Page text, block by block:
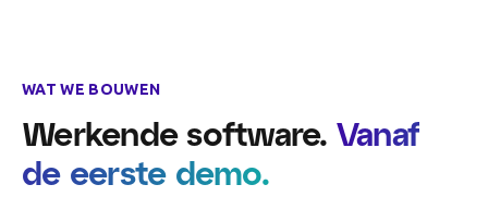
WAT WE BOUWEN
Werkende software. Vanaf
de eerste demo.